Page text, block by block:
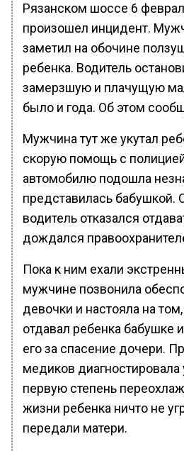
Рязанском шоссе 6
произошел инцидент.
заметил на обочине
ребенка. Водитель
замерзшую и плачущую
было и года. Об этом
Мужчина тут же укутал
скорую помощь с
автомобилю подошла
представилась бабушкой.
водитель отказался
дождался
Пока к ним ехали
мужчине позвонила
девочки и настояла на
отдавал ребенка бабушке
его за спасение дочери.
медиков
первую степень
жизни ребенка ничто не
передали матери.